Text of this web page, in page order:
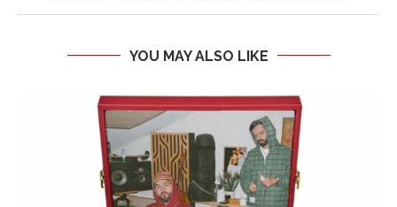
YOU MAY ALSO LIKE